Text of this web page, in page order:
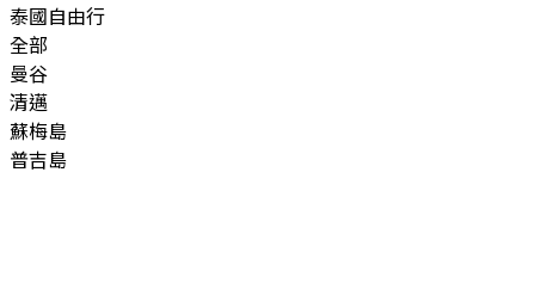
泰國自由行
全部
曼谷
清邁
蘇梅島
普吉島